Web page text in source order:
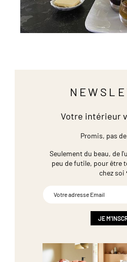
Votre intérieur
Promis, pas
Seulement du beau, de
peu de futile, pour être
chez soi
JE